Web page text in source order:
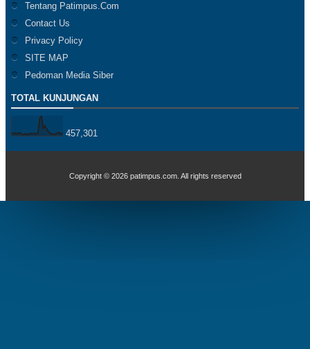
Tentang Patimpus.Com
Contact Us
Privacy Policy
SITE MAP
Pedoman Media Siber
TOTAL KUNJUNGAN
457,301
Copyright © 2026 patimpus.com. All rights reserved